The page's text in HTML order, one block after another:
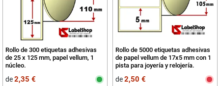
Rollo de 300 etiquetas adhesivas
de 25 x 125 mm, papel vellum, 1
núcleo.
de2,35 €
Rollo de 5000 etiquetas adhesivas
de papel vellum de 17x5 mm con 1
pista para joyería y relojería.
de2,50 €